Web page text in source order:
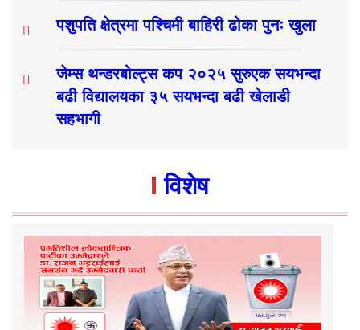
पशुपति क्षेत्रमा पश्चिमी बाहिरी ढोका पुनः खुला
जेम्स थन्डरबोल्ट्स कप २०२५ सुरुएक सयभन्दा
बढी विद्यालयका ३५ सयभन्दा बढी खेलाडी
सहभागी
विशेष